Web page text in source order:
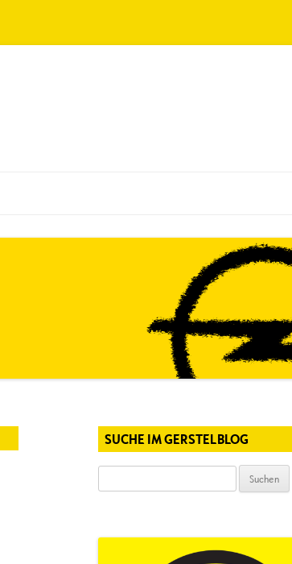
SUCHE IM GERSTELBLOG
nach: